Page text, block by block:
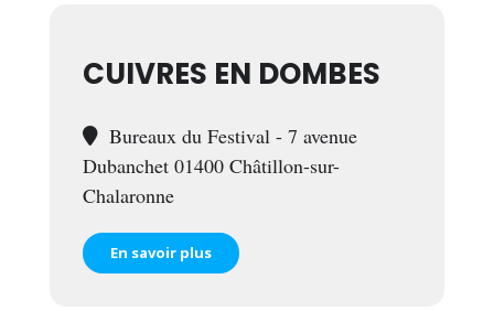
CUIVRES EN DOMBES
Bureaux du Festival - 7 avenue
Dubanchet 01400 Châtillon-sur-
Chalaronne
En savoir plus